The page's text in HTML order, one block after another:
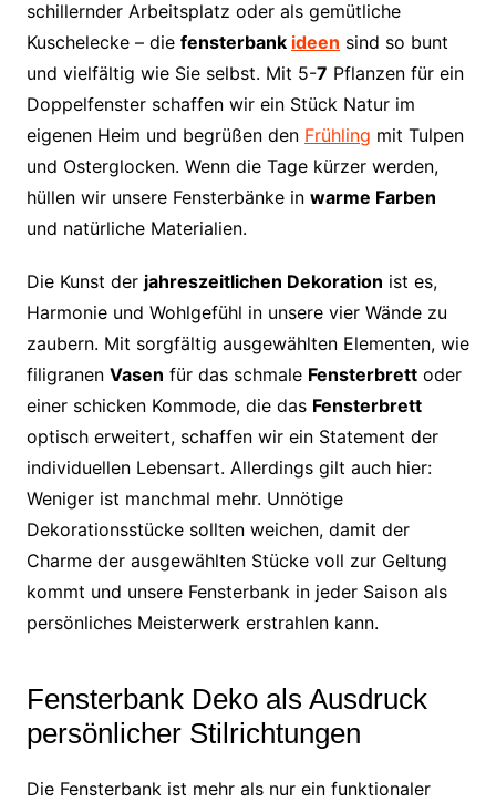
schillernder Arbeitsplatz oder als gemütliche
Kuschelecke – die fensterbank ideen sind so bunt
und vielfältig wie Sie selbst. Mit 5-7 Pflanzen für ein
Doppelfenster schaffen wir ein Stück Natur im
eigenen Heim und begrüßen den Frühling mit Tulpen
und Osterglocken. Wenn die Tage kürzer werden,
hüllen wir unsere Fensterbänke in warme Farben
und natürliche Materialien.
Die Kunst der jahreszeitlichen Dekoration ist es,
Harmonie und Wohlgefühl in unsere vier Wände zu
zaubern. Mit sorgfältig ausgewählten Elementen, wie
filigranen Vasen für das schmale Fensterbrettoder
einer schicken Kommode, die das Fensterbrett
optisch erweitert, schaffen wir ein Statement der
individuellen Lebensart. Allerdings gilt auch hier:
Weniger ist manchmal mehr. Unnötige
Dekorationsstücke sollten weichen, damit der
Charme der ausgewählten Stücke voll zur Geltung
kommt und unsere Fensterbank in jeder Saison als
persönliches Meisterwerk erstrahlen kann.
Fensterbank Deko als Ausdruck
persönlicher Stilrichtungen
Die Fensterbank ist mehr als nur ein funktionaler